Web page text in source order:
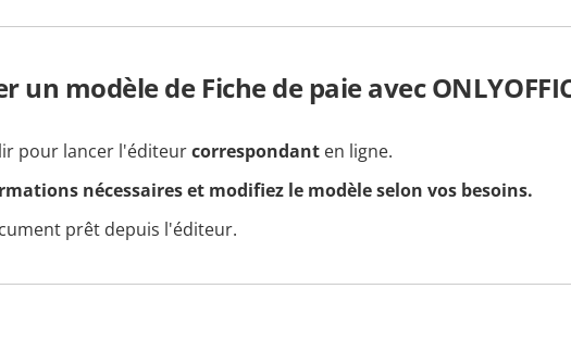
un modèle de Fiche de paie avec
pour lancer l'éditeurcorrespondant en ligne.
nécessaires et modifiez le modèle selon vos besoins.
prêt depuis l'éditeur.